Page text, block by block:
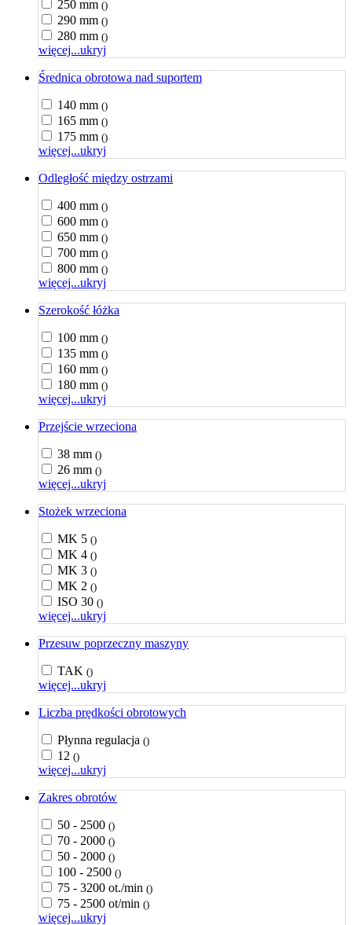
250 mm ()
290 mm ()
280 mm ()
więcej...ukryj
Średnica obrotowa nad suportem
140 mm ()
165 mm ()
175 mm ()
więcej...ukryj
Odległość między ostrzami
400 mm ()
600 mm ()
650 mm ()
700 mm ()
800 mm ()
więcej...ukryj
Szerokość łóżka
100 mm ()
135 mm ()
160 mm ()
180 mm ()
więcej...ukryj
Przejście wrzeciona
38 mm ()
26 mm ()
więcej...ukryj
Stożek wrzeciona
MK 5 ()
MK 4 ()
MK 3 ()
MK 2 ()
ISO 30 ()
więcej...ukryj
Przesuw poprzeczny maszyny
TAK ()
więcej...ukryj
Liczba prędkości obrotowych
Płynna regulacja ()
12 ()
więcej...ukryj
Zakres obrotów
50 - 2500 ()
70 - 2000 ()
50 - 2000 ()
100 - 2500 ()
75 - 3200 ot./min ()
75 - 2500 ot/min ()
więcej...ukryj